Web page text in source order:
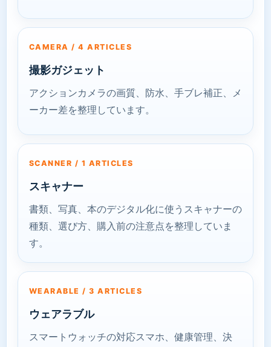
CAMERA / 4 ARTICLES
撮影ガジェット
アクションカメラの画質、防水、手ブレ補正、メ
ーカー差を整理しています。
SCANNER / 1 ARTICLES
スキャナー
書類、写真、本のデジタル化に使うスキャナーの
種類、選び方、購入前の注意点を整理していま
す。
WEARABLE / 3 ARTICLES
ウェアラブル
スマートウォッチの対応スマホ、健康管理、決